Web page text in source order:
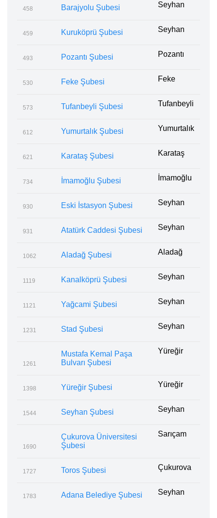
458 Barajyolu Şubesi Seyhan
459 Kuruköprü Şubesi Seyhan
493 Pozantı Şubesi Pozantı
530 Feke Şubesi Feke
573 Tufanbeyli Şubesi Tufanbeyli
612 Yumurtalık Şubesi Yumurtalık
621 Karataş Şubesi Karataş
734 İmamoğlu Şubesi İmamoğlu
930 Eski İstasyon Şubesi Seyhan
931 Atatürk Caddesi Şubesi Seyhan
1062 Aladağ Şubesi Aladağ
1119 Kanalköprü Şubesi Seyhan
1121 Yağcami Şubesi Seyhan
1231 Stad Şubesi Seyhan
1261
Mustafa Kemal Paşa
Bulvarı Şubesi
Yüreğir
1398 Yüreğir Şubesi Yüreğir
1544 Seyhan Şubesi Seyhan
1690
Çukurova Üniversitesi
Şubesi
Sarıçam
1727 Toros Şubesi Çukurova
1783 Adana Belediye Şubesi Seyhan